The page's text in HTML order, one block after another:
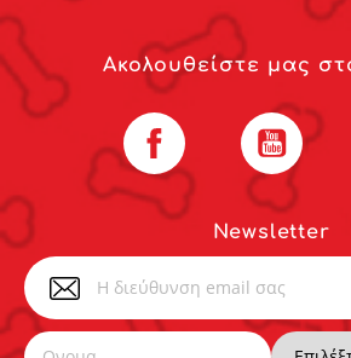
Newsletter
Ακολουθείστε μας
Facebook